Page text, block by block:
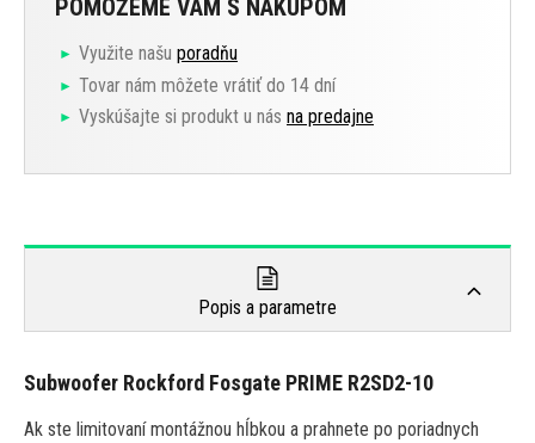
POMÔŽEME VÁM S NÁKUPOM
Využite našu poradňu
Tovar nám môžete vrátiť do 14 dní
Vyskúšajte si produkt u nás na predajne
Popis a parametre
Subwoofer Rockford Fosgate PRIME R2SD2-10
Ak ste limitovaní montážnou hĺbkou a prahnete po poriadnych